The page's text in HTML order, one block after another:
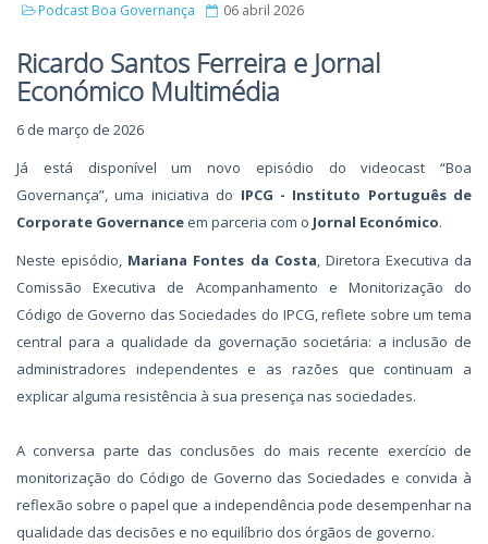
Podcast Boa Governança 06 abril 2026
Ricardo Santos Ferreira e Jornal
Económico Multimédia
6 de março de 2026
Já está disponível um novo episódio do videocast “Boa
Governança”, uma iniciativa do IPCG - Instituto Português de
Corporate Governance em parceria com o Jornal Económico.
Neste episódio, Mariana Fontes da Costa, Diretora Executiva da
Comissão Executiva de Acompanhamento e Monitorização do
Código de Governo das Sociedades do IPCG, reflete sobre um tema
central para a qualidade da governação societária: a inclusão de
administradores independentes e as razões que continuam a
explicar alguma resistência à sua presença nas sociedades.
A conversa parte das conclusões do mais recente exercício de
monitorização do Código de Governo das Sociedades e convida à
reflexão sobre o papel que a independência pode desempenhar na
qualidade das decisões e no equilíbrio dos órgãos de governo.